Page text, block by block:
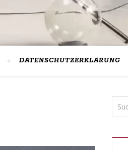
DATENSCHUTZERKLÄRUNG